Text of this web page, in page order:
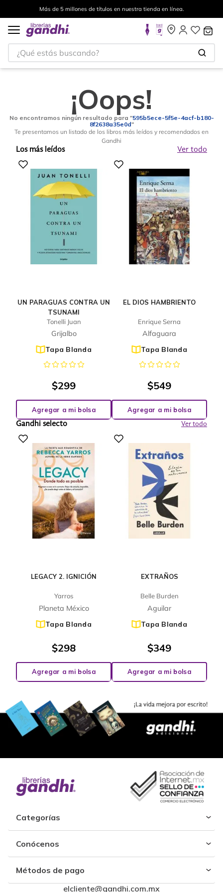
Más de 5 millones de títulos en nuestra tienda en línea.
¿Qué estás buscando?
¡Oops!
No encontramos ningún resultado para "595b5ece-5f5e-4acf-b180-
8f2638a35e0d"
Te presentamos un listado de los libros más leídos y recomendados en
Gandhi
Los más leídos Ver todo
UN PARAGUAS CONTRA UN
TSUNAMI
Tonelli Juan
Grijalbo
Tapa Blanda
$299
Agregar a mi bolsa
EL DIOS HAMBRIENTO
Enrique Serna
Alfaguara
Tapa Blanda
$549
Agregar a mi bolsa
Gandhi selecto
Ver todo
LEGACY 2. IGNICIÓN
Yarros
Planeta México
Tapa Blanda
$298
Agregar a mi bolsa
EXTRAÑOS
Belle Burden
Aguilar
Tapa Blanda
$349
Agregar a mi bolsa
Categorías
Conócenos
Métodos de pago
elcliente@gandhi.com.mx